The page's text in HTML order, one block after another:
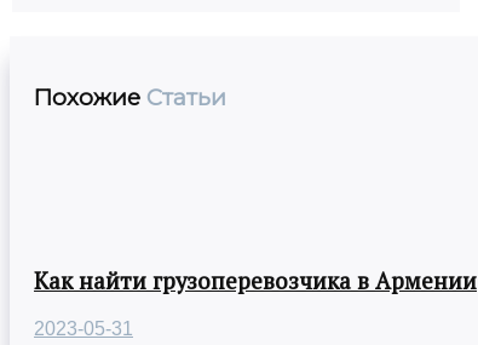
Похожие Статьи
Как найти грузоперевозчика в Армении
2023-05-31